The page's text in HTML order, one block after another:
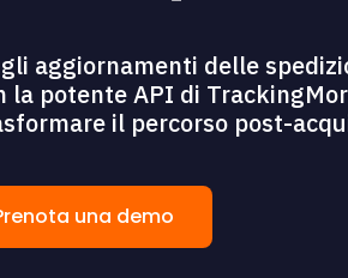
aggiornamenti delle
la potente API di
il percorso post-
una demo